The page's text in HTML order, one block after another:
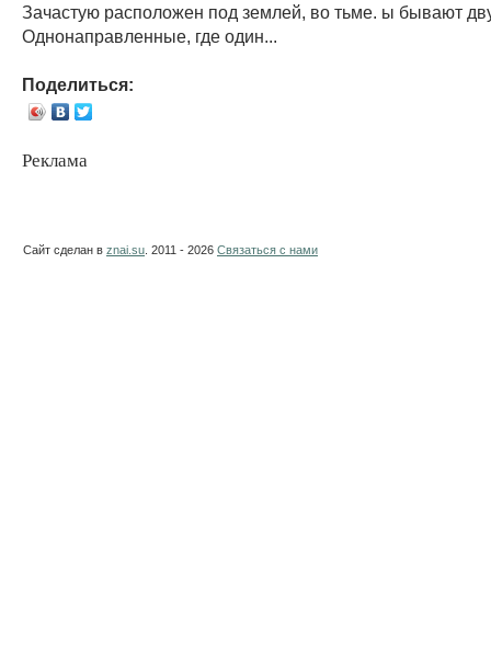
Зачастую расположен под землей, во тьме. ы бывают
Однонаправленные, где один...
Поделиться:
Реклама
Сайт сделан в znai.su . 2011 - 2026 Связаться с нами